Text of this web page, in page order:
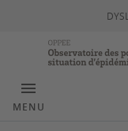
MENU